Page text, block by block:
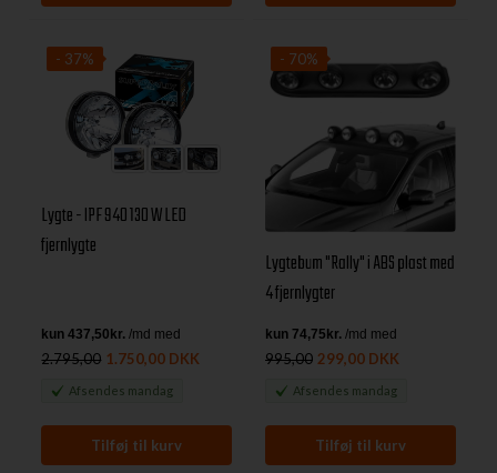
- 37%
Lygte - IPF 940 130 W LED
fjernlygte
2.795,00 1.750,00 DKK
Afsendes mandag
- 70%
Lygtebum "Rally" i ABS plast med
4 fjernlygter
995,00 299,00 DKK
Afsendes mandag